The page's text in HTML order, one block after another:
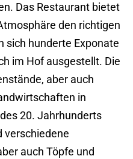
Das Restaurant bietet
den richtigen
sich hunderte Exponate
im Hof ausgestellt. Die
aber auch
in
20. Jahrhunderts
verschiedene
auch Töpfe und